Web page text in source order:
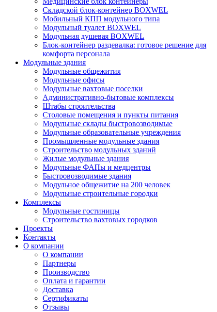
Складской блок-контейнер BOXWEL
Мобильный КПП модульного типа
Модульный туалет BOXWEL
Модульная душевая BOXWEL
Блок-контейнер раздевалка: готовое решение для
комфорта персонала
Модульные здания
Модульные общежития
Модульные офисы
Модульные вахтовые поселки
Административно-бытовые комплексы
Штабы строительства
Столовые помещения и пункты питания
Модульные склады быстровозводимые
Модульные образовательные учреждения
Промышленные модульные здания
Строительство модульных зданий
Жилые модульные здания
Модульные ФАПы и медцентры
Быстровозводимые здания
Модульное общежитие на 200 человек
Модульные строительные городки
Комплексы
Модульные гостиницы
Строительство вахтовых городков
Проекты
Контакты
О компании
О компании
Партнеры
Производство
Оплата и гарантии
Доставка
Сертификаты
Отзывы